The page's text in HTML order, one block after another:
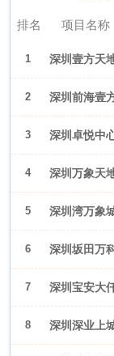
排名 项目名称
1 深圳壹方天
2 深圳前海壹
3 深圳卓悦中
4 深圳万象天
5 深圳湾万象
6 深圳坂田万
7 深圳宝安大
8 深圳深业上